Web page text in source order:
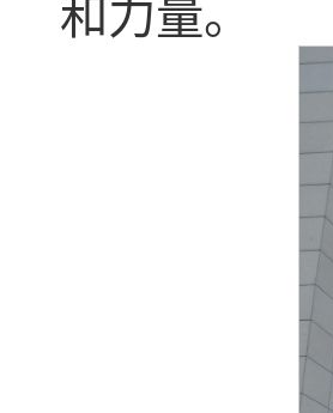
和力量。